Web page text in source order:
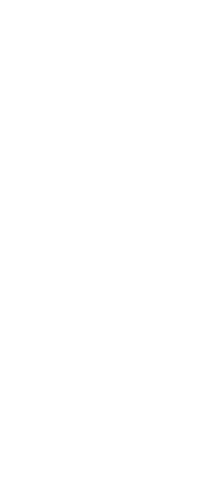
una red
necesario para
específico para
central. Si no, se
el pago.